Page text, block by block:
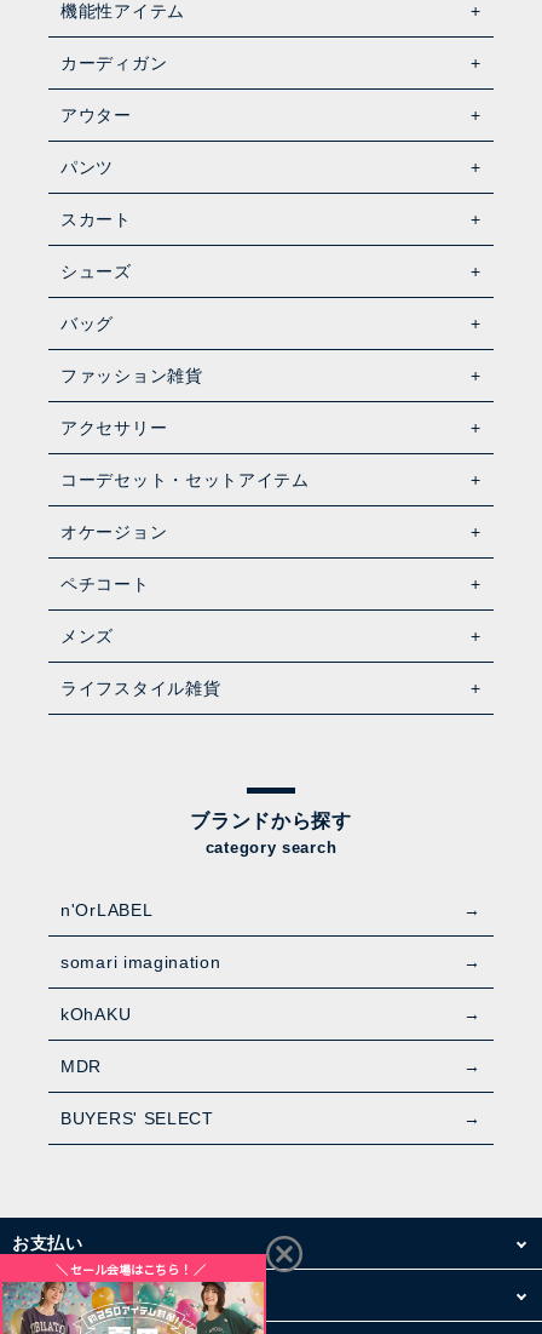
機能性アイテム
カーディガン
アウター
パンツ
スカート
シューズ
バッグ
ファッション雑貨
アクセサリー
コーデセット・セットアイテム
オケージョン
ペチコート
メンズ
ライフスタイル雑貨
ブランドから探す
category search
n'OrLABEL
somari imagination
kOhAKU
MDR
BUYERS' SELECT
お支払い
配送・送料